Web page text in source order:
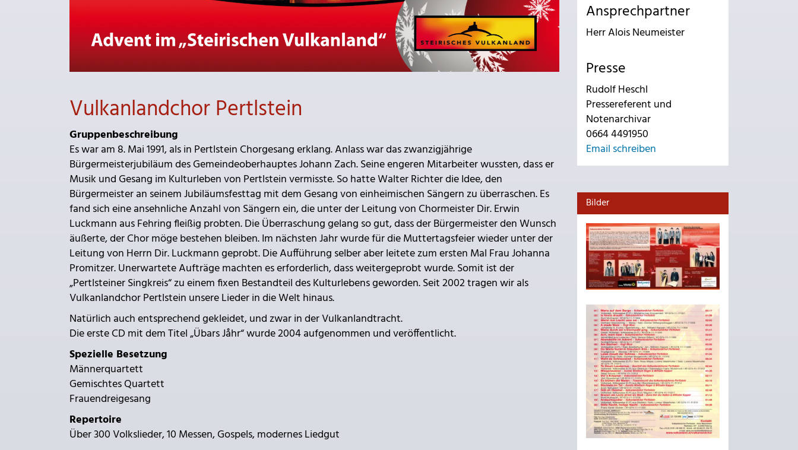
Vulkanlandchor Pertlstein
Gruppenbeschreibung
Es war am 8. Mai 1991, als in Pertlstein Chorgesang erklang. Anlass war das zwanzigjährige
Bürgermeisterjubiläum des Gemeindeoberhauptes Johann Zach. Seine engeren Mitarbeiter wussten, dass er
Musik und Gesang im Kulturleben von Pertlstein vermisste. So hatte Walter Richter die Idee, den
Bürgermeister an seinem Jubiläumsfesttag mit dem Gesang von einheimischen Sängern zu überraschen. Es
fand sich eine ansehnliche Anzahl von Sängern ein, die unter der Leitung von Chormeister Dir. Erwin
Luckmann aus Fehring fleißig probten. Die Überraschung gelang so gut, dass der Bürgermeister den Wunsch
äußerte, der Chor möge bestehen bleiben. Im nächsten Jahr wurde für die Muttertagsfeier wieder unter der
Leitung von Herrn Dir. Luckmann geprobt. Die Aufführung selber aber leitete zum ersten Mal Frau Johanna
Promitzer. Unerwartete Aufträge machten es erforderlich, dass weitergeprobt wurde. Somit ist der
„Pertlsteiner Singkreis“ zu einem fixen Bestandteil des Kulturlebens geworden. Seit 2002 tragen wir als
Vulkanlandchor Pertlstein unsere Lieder in die Welt hinaus.
Natürlich auch entsprechend gekleidet, und zwar in der Vulkanlandtracht.
Die erste CD mit dem Titel „Übars Jåhr“ wurde 2004 aufgenommen und veröffentlicht.
Spezielle Besetzung
Männerquartett
Gemischtes Quartett
Frauendreigesang
Repertoire
Über 300 Volkslieder, 10 Messen, Gospels, modernes Liedgut
Ansprechpartner
Herr Alois Neumeister
Presse
Rudolf Heschl
Pressereferent und
Notenarchivar
0664 4491950
Email schreiben
Bilder